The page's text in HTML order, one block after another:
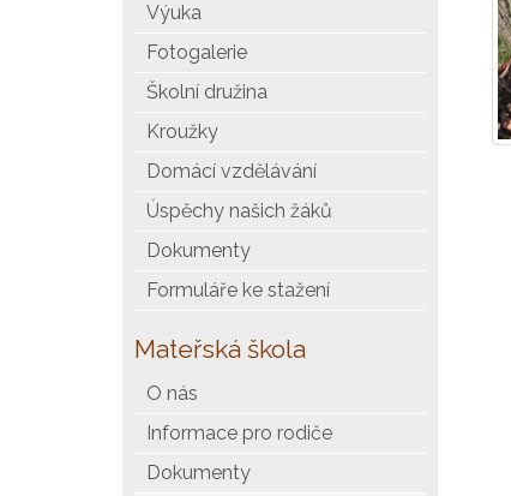
Výuka
Fotogalerie
Školní družina
Kroužky
Domácí vzdělávání
Úspěchy našich žáků
Dokumenty
Formuláře ke stažení
Mateřská škola
O nás
Informace pro rodiče
Dokumenty